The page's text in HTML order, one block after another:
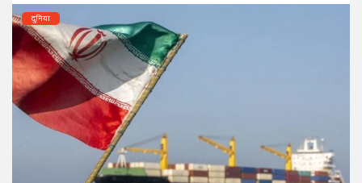
दुनिया